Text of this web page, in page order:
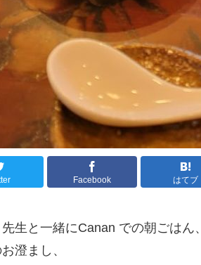
Facebook はてブ
生と一緒にCanan での朝ごはん、
澄まし、